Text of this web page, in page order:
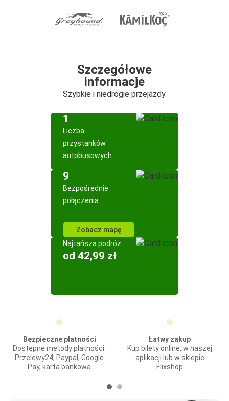
Szczegółowe
informacje
Szybkie i niedrogie przejazdy.
1
Liczba
przystanków
autobusowych
9
Bezpośrednie
połączenia
Zobacz mapę
Najtańsza podróż
od 42,99 zł
Bezpieczne płatności
Dostępne metody płatności:
Przelewy24, Paypal, Google
Pay, karta bankowa
Łatwy zakup
Kup bilety online, w naszej
aplikacji lub w sklepie
Flixshop